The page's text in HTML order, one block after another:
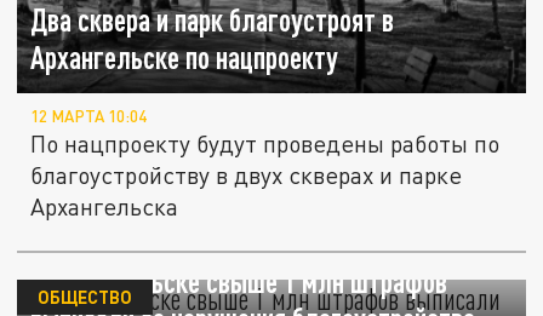
Два сквера и парк благоустроят в
Архангельске по нацпроекту
12 МАРТА 10:04
По нацпроекту будут проведены работы по
благоустройству в двух скверах и парке
Архангельска
В Архангельске свыше 1 млн штрафов
ОБЩЕСТВО